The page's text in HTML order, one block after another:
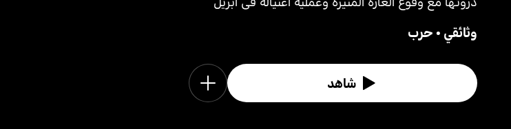
السابق من خلال لقطات حصرية ومقابلات مثيرة مع
وثائقي •حرب
شاهد